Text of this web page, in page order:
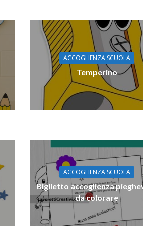
ACCOGLIENZA SCUOLA
Temperino
ACCOGLIENZA SCUOLA
Biglietto accoglienza
da colorare